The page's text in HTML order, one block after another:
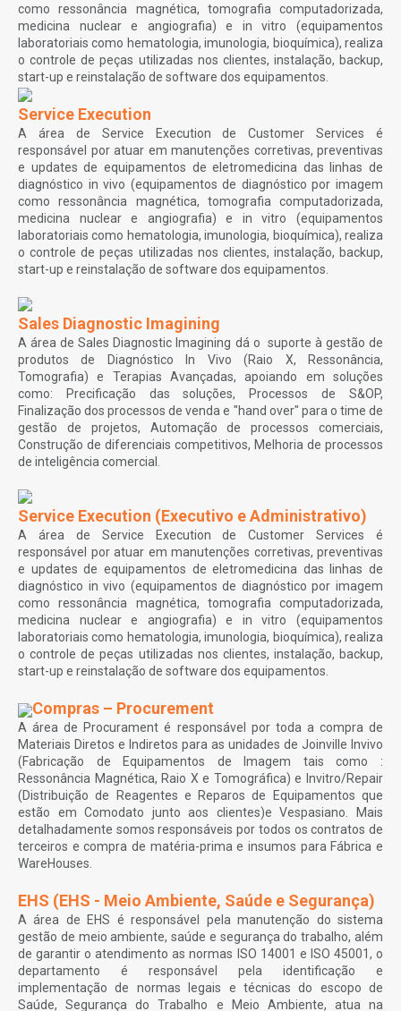
como ressonância magnética, tomografia computadorizada,
medicina nuclear e angiografia) e in vitro (equipamentos
laboratoriais como hematologia, imunologia, bioquímica), realiza
o controle de peças utilizadas nos clientes, instalação, backup,
start-up e reinstalação de software dos equipamentos.
Service Execution
A área de Service Execution de Customer Services é
responsável por atuar em manutenções corretivas, preventivas
e updates de equipamentos de eletromedicina das linhas de
diagnóstico in vivo (equipamentos de diagnóstico por imagem
como ressonância magnética, tomografia computadorizada,
medicina nuclear e angiografia) e in vitro (equipamentos
laboratoriais como hematologia, imunologia, bioquímica), realiza
o controle de peças utilizadas nos clientes, instalação, backup,
start-up e reinstalação de software dos equipamentos.
Sales Diagnostic Imagining
A área de Sales Diagnostic Imagining dá o suporte à gestão de
produtos de Diagnóstico In Vivo (Raio X, Ressonância,
Tomografia) e Terapias Avançadas, apoiando em soluções
como: Precificação das soluções, Processos de S&OP,
Finalização dos processos de venda e "hand over" para o time de
gestão de projetos, Automação de processos comerciais,
Construção de diferenciais competitivos, Melhoria de processos
de inteligência comercial.
Service Execution (Executivo e Administrativo)
A área de Service Execution de Customer Services é
responsável por atuar em manutenções corretivas, preventivas
e updates de equipamentos de eletromedicina das linhas de
diagnóstico in vivo (equipamentos de diagnóstico por imagem
como ressonância magnética, tomografia computadorizada,
medicina nuclear e angiografia) e in vitro (equipamentos
laboratoriais como hematologia, imunologia, bioquímica), realiza
o controle de peças utilizadas nos clientes, instalação, backup,
start-up e reinstalação de software dos equipamentos.
Compras – Procurement
A área de Procurament é responsável por toda a compra de
Materiais Diretos e Indiretos para as unidades de Joinville Invivo
(Fabricação de Equipamentos de Imagem tais como :
Ressonância Magnética, Raio X e Tomográfica) e Invitro/Repair
(Distribuição de Reagentes e Reparos de Equipamentos que
estão em Comodato junto aos clientes)e Vespasiano. Mais
detalhadamente somos responsáveis por todos os contratos de
terceiros e compra de matéria-prima e insumos para Fábrica e
WareHouses.
EHS (EHS - Meio Ambiente, Saúde e Segurança)
A área de EHS é responsável pela manutenção do sistema
gestão de meio ambiente, saúde e segurança do trabalho, além
de garantir o atendimento as normas ISO 14001 e ISO 45001, o
departamento é responsável pela identificação e
implementação de normas legais e técnicas do escopo de
Saúde, Segurança do Trabalho e Meio Ambiente, atua na